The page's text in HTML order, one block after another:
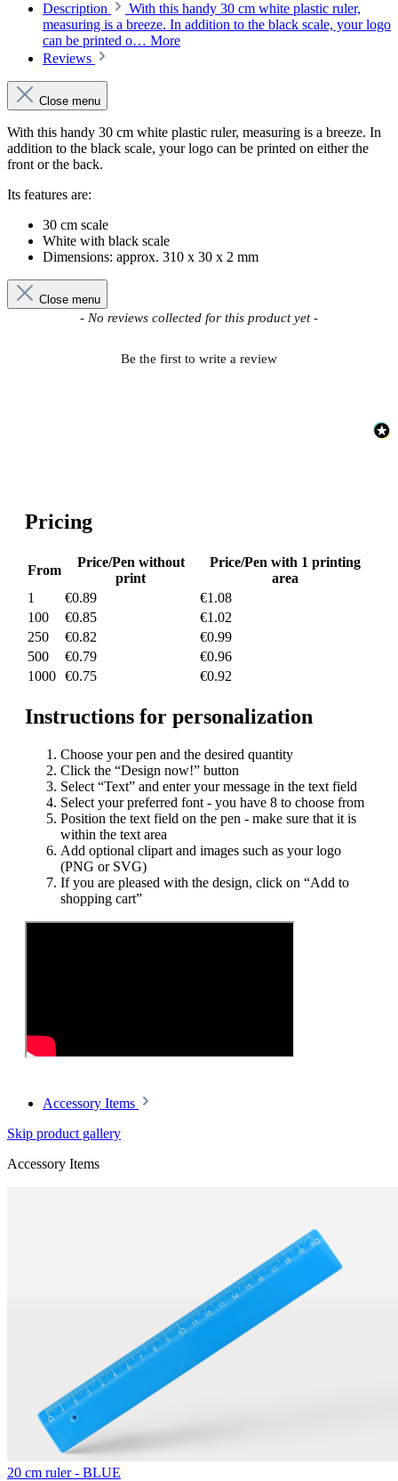
Description
With this handy 30 cm white plastic ruler,
measuring is a breeze. In addition to the black scale, your logo
can be printed o… More
Reviews
Close menu
With this handy 30 cm white plastic ruler, measuring is a breeze. In
addition to the black scale, your logo can be printed on either the
front or the back.
Its features are:
30 cm scale
White with black scale
Dimensions: approx. 310 x 30 x 2 mm
Close menu
- No reviews collected for this product yet -
Be the first to write a review
New content loaded
Pricing
From
Price/Pen without
print
Price/Pen with 1 printing
area
1
€0.89
€1.08
100
€0.85
€1.02
250
€0.82
€0.99
500
€0.79
€0.96
1000 €0.75 €0.92
Instructions for personalization
Choose your pen and the desired quantity
Click the “Design now!” button
Select “Text” and enter your message in the text field
Select your preferred font - you have 8 to choose from
Position the text field on the pen - make sure that it is
within the text area
Add optional clipart and images such as your logo
(PNG or SVG)
If you are pleased with the design, click on “Add to
shopping cart”
Accessory Items
Skip product gallery
Accessory Items
20 cm ruler - BLUE